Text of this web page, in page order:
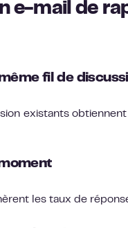
e-mail de
fil de
existants
les taux de